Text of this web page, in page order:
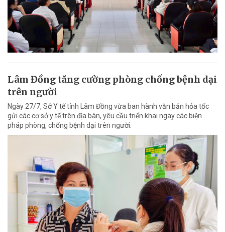
Lâm Đồng tăng cường phòng chống bệnh dại
trên người
Ngày 27/7, Sở Y tế tỉnh Lâm Đồng vừa ban hành văn bản hỏa tốc
gửi các cơ sở y tế trên địa bàn, yêu cầu triển khai ngay các biện
pháp phòng, chống bệnh dại trên người.